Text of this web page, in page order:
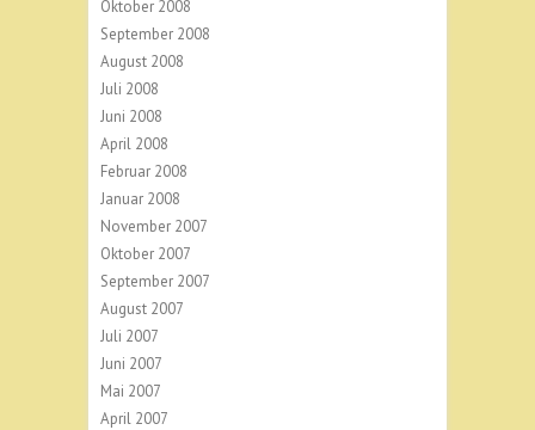
Oktober 2008
September 2008
August 2008
Juli 2008
Juni 2008
April 2008
Februar 2008
Januar 2008
November 2007
Oktober 2007
September 2007
August 2007
Juli 2007
Juni 2007
Mai 2007
April 2007